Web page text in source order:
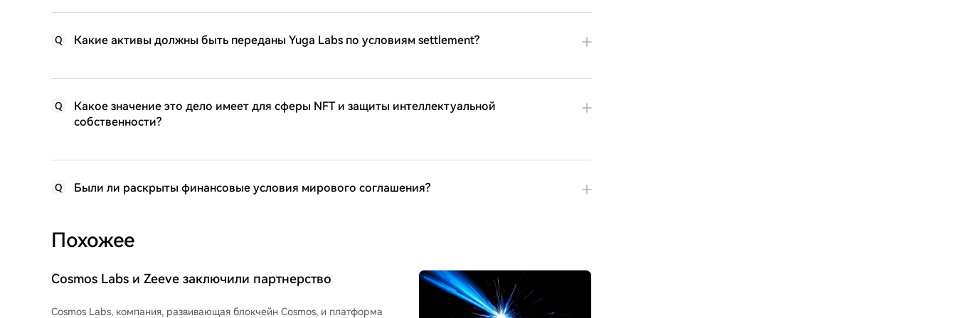
Q Какие активы должны быть переданы Yuga Labs по условиям settlement?
Q
Какое значение это дело имеет для сферы NFT и защиты интеллектуальной
собственности?
Q Были ли раскрыты финансовые условия мирового соглашения?
Похожее
Cosmos Labs и Zeeve заключили партнерство
Cosmos Labs, компания, развивающая блокчейн Cosmos, и платформа